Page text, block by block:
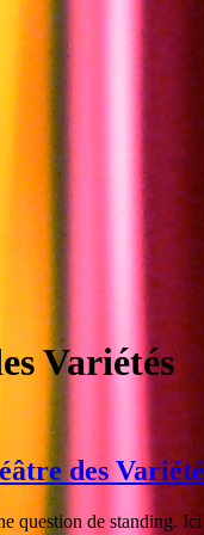
Variétés
des
question de